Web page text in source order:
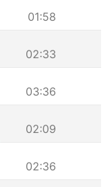
01:58
02:33
03:36
02:09
02:36